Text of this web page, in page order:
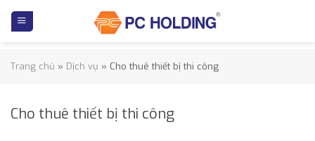
Trang chủ » Dịch vụ » Cho thuê thiết bị thi công
Cho thuê thiết bị thi công